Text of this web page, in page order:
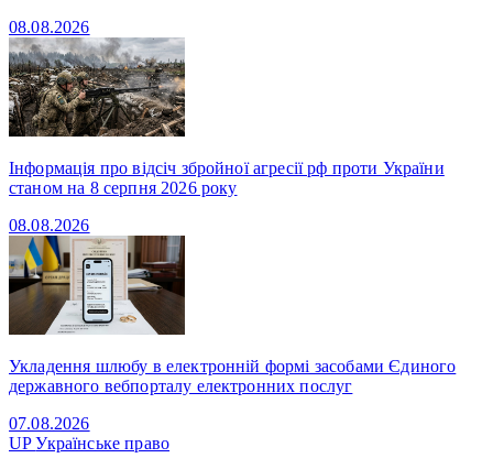
08.08.2026
Інформація про відсіч збройної агресії рф проти України
станом на 8 серпня 2026 року
08.08.2026
Укладення шлюбу в електронній формі засобами Єдиного
державного вебпорталу електронних послуг
07.08.2026
UPУкраїнське право